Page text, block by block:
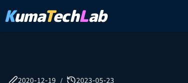
KumaTechLab
2020-12-19 / 2023-05-23